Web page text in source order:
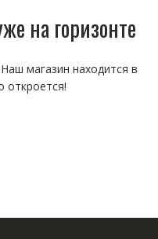
на горизонте
магазин находится в
откроется!